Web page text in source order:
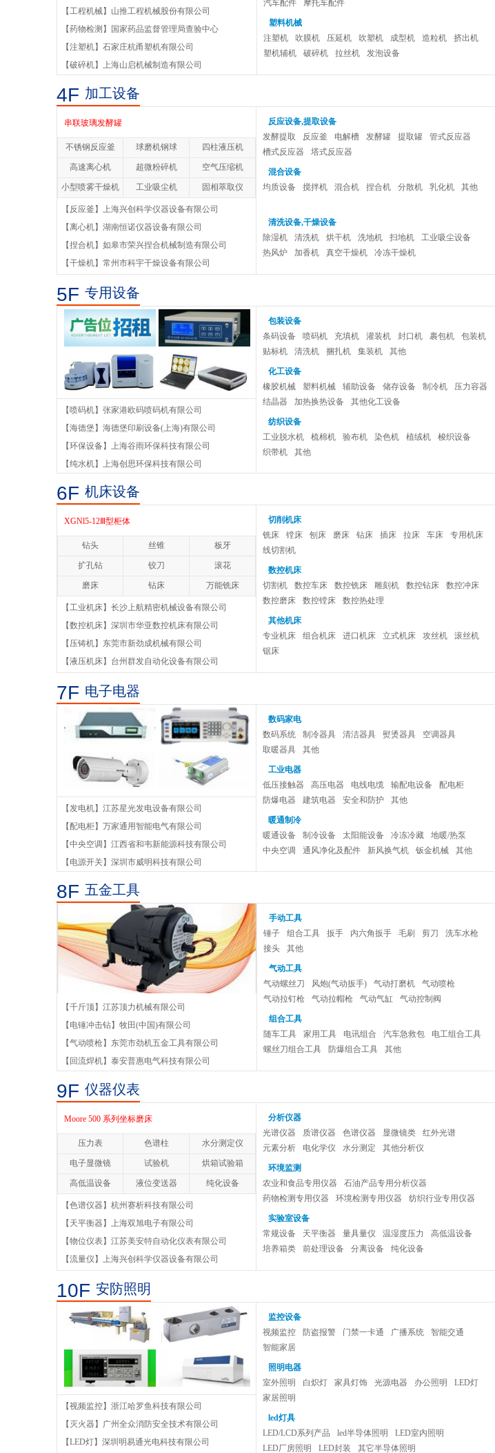
【工程机械】山推工程机械股份有限公司
【药物检测】国家药品监督管理局查验中心
【注塑机】石家庄杭甬塑机有限公司
【破碎机】上海山启机械制造有限公司
汽车配件
摩托车配件
塑料机械
注塑机
吹膜机 压延机 吹塑机 成型机 造粒机
挤出机
塑机辅机
破碎机 拉丝机 发泡设备
4F 加工设备
立式砂磨机
实验室三辊研磨机
四辊研磨机
液体制种固太发酵罐
串联玻璃发酵罐
10L玻璃发酵罐
全自动不锈钢发酵罐
DF系列集热式磁力搅拌器
CJB-S磁力搅拌器
石油岩样高速冷冻离心机YGL-12
不锈钢反应釜 球磨机钢球 四柱液压机
高速离心机 超微粉碎机 空气压缩机
小型喷雾干燥机 工业吸尘机 固相萃取仪
【反应釜】上海兴创科学仪器设备有限公司
【离心机】湖南恒诺仪器设备有限公司
【捏合机】如皋市荣兴捏合机械制造有限公司
【干燥机】常州市科宇干燥设备有限公司
反应设备,提取设备
发酵提取
反应釜 电解槽 发酵罐 提取罐
管式反应器
槽式反应器
塔式反应器
混合设备
均质设备
搅拌机 混合机 捏合机 分散机 乳化机 其他
清洗设备,干燥设备
除湿机
清洗机 烘干机 洗地机 扫地机
工业吸尘设备
热风炉
加香机 真空干燥机 冷冻干燥机
5F 专用设备
【喷码机】张家港欧码喷码机有限公司
【海德堡】海德堡印刷设备(上海)有限公司
【环保设备】上海谷雨环保科技有限公司
【纯水机】上海创思环保科技有限公司
包装设备
条码设备
喷码机 充填机 灌装机 封口机 裹包机
包装机
贴标机
清洗机 捆扎机 集装机 其他
化工设备
橡胶机械
塑料机械 辅助设备 储存设备 制冷机
压力容器
结晶器
加热换热设备 其他化工设备
纺织设备
工业脱水机
梳棉机 验布机 染色机 植绒机
梭织设备
织带机
其他
6F 机床设备
低压开关柜
高压开关柜系列柜型
XGN15-12(II)型柜体结构
XGNl5-12配真空断路器
XGNl5-12Ⅲ型柜体
金属封闭环网开关设备
XGNl5-12型高压开关柜系列
高压开关电柜
高压交流电柜
环氧树脂浇注干式电力变压器
钻头 丝锥 板牙
扩孔钻 铰刀 滚花
磨床 钻床 万能铣床
【工业机床】长沙上航精密机械设备有限公司
【数控机床】深圳市华亚数控机床有限公司
【压铸机】东莞市新劲成机械有限公司
【液压机床】台州群发自动化设备有限公司
切削机床
铣床
镗床 刨床 磨床 钻床 插床 拉床 车床
专用机床
线切割机
数控机床
切割机
数控车床 数控铣床 雕刻机 数控钻床
数控冲床
数控磨床
数控镗床 数控热处理
其他机床
专业机床
组合机床 进口机床 立式机床 攻丝机
滚丝机
锯床
7F 电子电器
【发电机】江苏星光发电设备有限公司
【配电柜】万家通用智能电气有限公司
【中央空调】江西省和韦新能源科技有限公司
【电源开关】深圳市威明科技有限公司
数码家电
数码系统
制冷器具 清洁器具 熨烫器具
空调器具
取暖器具
其他
工业电器
低压接触器
高压电器 电线电缆 输配电设备
配电柜
防爆电器
建筑电器 安全和防护 其他
暖通制冷
暖通设备
制冷设备 太阳能设备 冷冻冷藏
地暖/热泵
中央空调
通风净化及配件 新风换气机 钣金机械 其他
8F 五金工具
【千斤顶】江苏顶力机械有限公司
【电锤冲击钻】牧田(中国)有限公司
【气动喷枪】东莞市劲机五金工具有限公司
【回流焊机】泰安普惠电气科技有限公司
手动工具
锤子
组合工具 扳手 内六角扳手 毛刷 剪刀
洗车水枪
接头
其他
气动工具
气动螺丝刀
风炮(气动扳手) 气动打磨机
气动喷枪
气动拉钉枪
气动拉帽枪 气动气缸
气动控制阀
装配类气动工具
组合工具
随车工具
家用工具 电讯组合 汽车急救包
电工组合工具
螺丝刀组合工具
防爆组合工具 其他
9F 仪器仪表
100UPGv1超精密非球面磨削机床
MFP 100 五轴成型磨床
700UPF超精密CNC飞刀机床
Optiv Performance超精密影像测量仪
Moore 500 系列坐标磨床
红外触发测头25.41-HDR
Optiv Classic 复合式影像测量仪
WLS400M手动白光拍照式测量系统
HELITRONIC POWER五轴工具磨床
KC33数控万能外圆磨床
压力表 色谱柱 水分测定仪
电子显微镜 试验机 烘箱试验箱
高低温设备 液位变送器 纯化设备
【色谱仪器】杭州赛析科技有限公司
【天平衡器】上海双旭电子有限公司
【物位仪表】江苏美安特自动化仪表有限公司
【流量仪】上海兴创科学仪器设备有限公司
分析仪器
光谱仪器
质谱仪器 色谱仪器 显微镜类
红外光谱
元素分析
电化学仪 水分测定 其他分析仪
环境监测
农业和食品专用仪器
石油产品专用分析仪器
药物检测专用仪器
环境检测专用仪器
纺织行业专用仪器
医疗器械仪器
颗粒物采样器
实验室设备
常规设备
天平衡器 量具量仪 温湿度压力
高低温设备
培养箱类
前处理设备 分离设备 纯化设备
10F 安防照明
【视频监控】浙江哈罗鱼科技有限公司
【灭火器】广州全众消防安全技术有限公司
【LED灯】深圳明易通光电科技有限公司
监控设备
视频监控
防盗报警 门禁一卡通 广播系统
智能交通
智能家居
照明电器
室外照明
白炽灯 家具灯饰 光源电器 办公照明
LED灯
家居照明
led灯具
LED/LCD系列产品
led半导体照明
LED室内照明
LED厂房照明
LED封装 其它半导体照明
销售必读：营销的15种推广方式
销售必读：营销的15种推广方式，
市场效果是检验营销的唯一标准，
让消费者
聪明的销售员是怎样说服客户？
聪明的销售员是怎样说服客户？ 懂
行的客户会问很多专业问题，不少
销售人员
销售技巧：做好销售要多学会倾听
客户：在倾听的过程中，销售员要